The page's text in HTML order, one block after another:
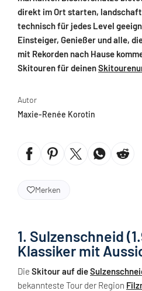
direkt im Ort starten,
technisch für jedes Level
Einsteiger, Genießer und alle,
mit Rekorden nach Hause
Skitouren für deinen
Autor
Maxie-Renée Korotin
Merken
1. Sulzenschneid
Klassiker mit
Die Skitour auf die
bekannteste Tour der Region